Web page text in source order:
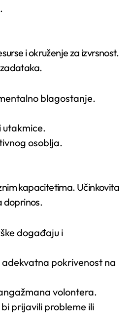
i okruženje za izvrsnost.
blagostanje.
utakmice.
osoblja.
kapacitetima. Učinkovita
doprinos.
događaju i
pokrivenost na
volontera.
prijavili probleme ili